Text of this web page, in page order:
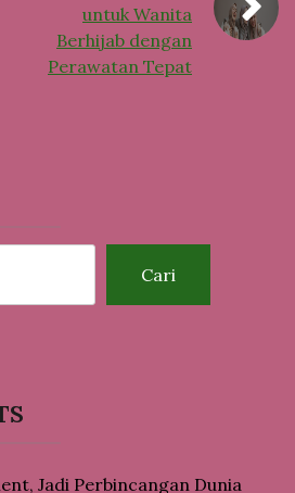
untuk Wanita
Berhijab dengan
Perawatan Tepat
Cari
Jadi Perbincangan Dunia